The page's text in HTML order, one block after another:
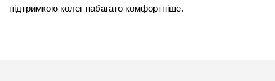
підтримкою колег набагато комфортніше.